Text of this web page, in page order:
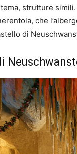
strutture
che
di